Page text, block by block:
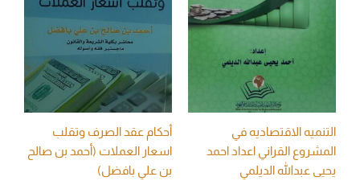
التنميه الاقتصاديه في
المشروع القراني اعداد احمد
يحيى عبدالله الديلمي
أحكام عقد الصرف وتقلب
اسعار العملات (أحمد بن صالح
بن علي بافضل)